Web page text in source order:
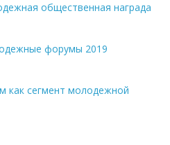
общественная награда
форумы 2019
как сегмент молодежной